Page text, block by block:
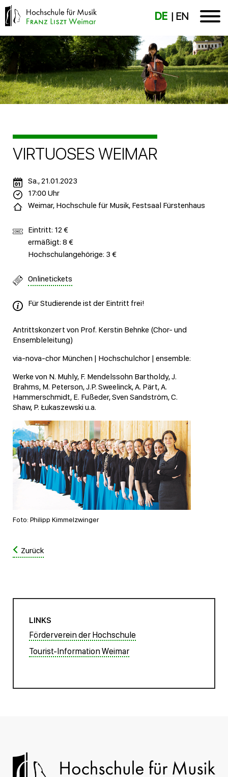
DE EN
VIRTUOSES WEIMAR
Antrittskonzert von Prof. Kerstin Behnke (Chor- und
Ensembleleitung)
via-nova-chor München | Hochschulchor | ensemble:
Werke von N. Muhly, F. Mendelssohn Bartholdy, J.
Brahms, M. Peterson, J.P. Sweelinck, A. Pärt, A.
Hammerschmidt, E. Fußeder, Sven Sandström, C.
Shaw, P. Łukaszewski u.a.
Foto: Philipp Kimmelzwinger
Sa., 21.01.2023
17:00 Uhr
Weimar, Hochschule für Musik, Festsaal Fürstenhaus
Eintritt: 12 €
ermäßigt: 8 €
Hochschulangehörige: 3 €
Onlinetickets
Für Studierende ist der Eintritt frei!
Zurück
LINKS
Förderverein der Hochschule
Tourist-Information Weimar